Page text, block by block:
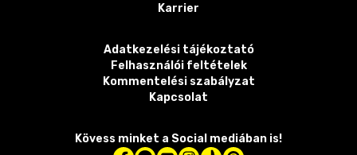
Karrier
Adatkezelési tájékoztató
Felhasználói feltételek
Kommentelési szabályzat
Kapcsolat
Kövess minket a Social mediában is!